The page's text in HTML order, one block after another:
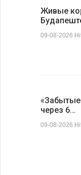
Живые
09-08-2026
«Забытые
через 6…
09-08-2026